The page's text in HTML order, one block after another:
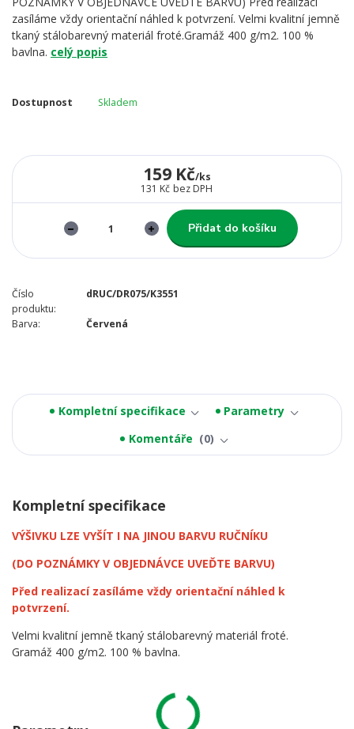
zasíláme vždy orientační náhled k potvrzení. Velmi kvalitní jemně
tkaný stálobarevný materiál froté.Gramáž 400 g/m2. 100 %
bavlna. celý popis
Dostupnost Skladem
159 Kč/ks
131 Kč bez DPH
Přidat do košíku
Číslo
produktu:
dRUC/DR075/K3551
Barva: Červená
Kompletní specifikace
Parametry
Komentáře
0
Kompletní specifikace
VÝŠIVKU LZE VYŠÍT I NA JINOU BARVU RUČNÍKU
(DO POZNÁMKY V OBJEDNÁVCE UVEĎTE BARVU)
Před realizací zasíláme vždy orientační náhled k
potvrzení.
Velmi kvalitní jemně tkaný stálobarevný materiál froté.
Gramáž 400 g/m2. 100 % bavlna.